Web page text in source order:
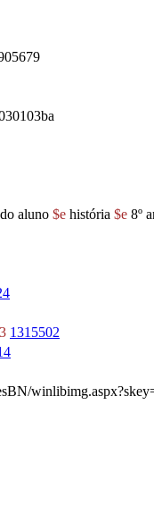
aluno $e história $e 8º
1315502